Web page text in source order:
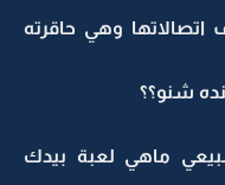
وهي حاقرته
شنو؟؟
ماهي لعبة بيدك